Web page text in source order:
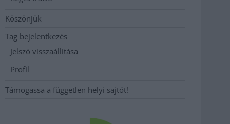
Köszönjük
Tag bejelentkezés
Jelszó visszaállítása
Profil
Támogassa a független helyi sajtót!